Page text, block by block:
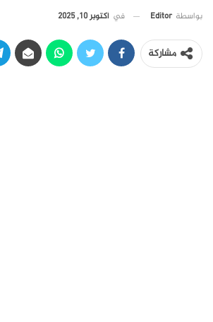
بواسطة Editor في أكتوبر 10, 2025
مشاركة